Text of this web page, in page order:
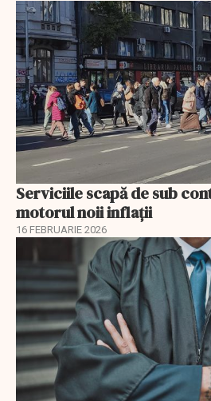
Serviciile scapă de sub
motorul noii inflații
16 FEBRUARIE 2026